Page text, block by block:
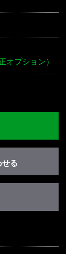
オプション）
る
む